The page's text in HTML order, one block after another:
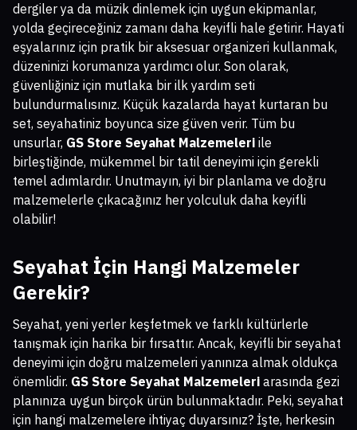
dergiler ya da müzik dinlemek için uygun ekipmanlar,
yolda geçireceğiniz zamanı daha keyifli hale getirir. Hayati
eşyalarınız için pratik bir aksesuar organizeri kullanmak,
düzeninizi korumanıza yardımcı olur. Son olarak,
güvenliğiniz için mutlaka bir ilk yardım seti
bulundurmalısınız. Küçük kazalarda hayat kurtaran bu
set, seyahatiniz boyunca size güven verir. Tüm bu
unsurlar, GS Store Seyahat Malzemeleri ile
birleştiğinde, mükemmel bir tatil deneyimi için gerekli
temel adımlardır. Unutmayın, iyi bir planlama ve doğru
malzemelerle çıkacağınız her yolculuk daha keyifli
olabilir!
Seyahat İçin Hangi Malzemeler
Gerekir?
Seyahat, yeni yerler keşfetmek ve farklı kültürlerle
tanışmak için harika bir fırsattır. Ancak, keyifli bir seyahat
deneyimi için doğru malzemeleri yanınıza almak oldukça
önemlidir. GS Store Seyahat Malzemeleri arasında gezi
planınıza uygun birçok ürün bulunmaktadır. Peki, seyahat
için hangi malzemelere ihtiyaç duyarsınız? İşte, herkesin